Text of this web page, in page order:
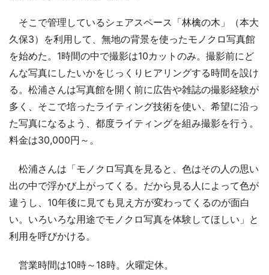
そこで管理しているシェアスペース「林檎の木」（本大
久保3）を利用して、無地の背景を使ったモノクロ写真館
を始めた。1時間の中で撮影は10カットのみ。撮影前にど
んな写真にしたいかをじっくりヒアリングする時間を設け
る。松浦さんは写真館を開く前に広告や雑誌の撮影経験が
多く、そこで培ったライティング技術を使い、希望に沿っ
た写真になるよう、都度ライティングを組み撮影を行う。
料金は30,000円～。
松浦さんは「モノクロ写真を見ると、色はその人の思い
出の中で浮かび上がってくる。だから見る人によって色が
違うし、10年後に見ても見え方が変わってくるのが面白
い。いろいろな用途でモノクロ写真を体験してほしい」と
利用を呼びかける。
営業時間は10時～18時。火曜定休。